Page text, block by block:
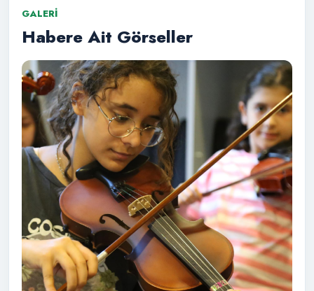
GALERI
Habere Ait Görseller